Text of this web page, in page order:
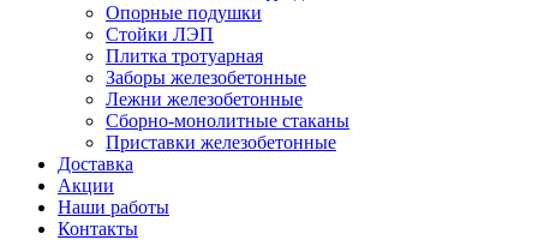
Опорные подушки
Стойки ЛЭП
Плитка тротуарная
Заборы железобетонные
Лежни железобетонные
Сборно-монолитные стаканы
Приставки железобетонные
Доставка
Акции
Наши работы
Контакты